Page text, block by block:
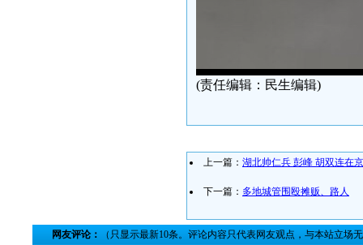
(责任编辑：民生编辑)
上一篇： 湖北帅仁兵 彭峰 胡双连在
下一篇： 多地城管围殴摊贩、路人
网友评论： （只显示最新10条。评论内容只代表网友观点，与本站立场